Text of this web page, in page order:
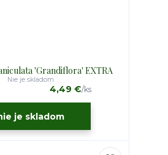
'Grandiflora' EXTRA
4,49 €/ks
Nie je skladom
je skladom